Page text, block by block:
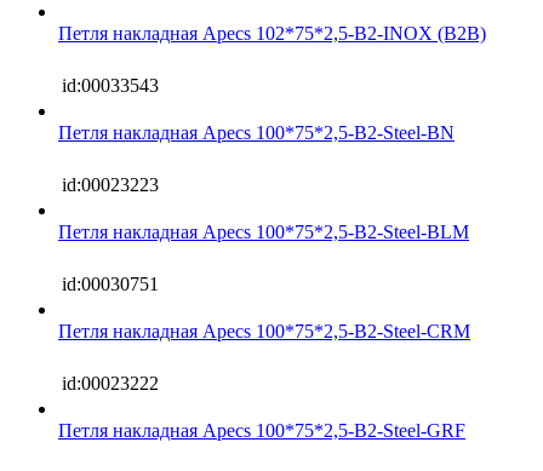
Петля накладная Apecs 102*75*2,5-B2-INOX (B2B)
id:00033543
Петля накладная Apecs 100*75*2,5-B2-Steel-BN
id:00023223
Петля накладная Apecs 100*75*2,5-B2-Steel-BLM
id:00030751
Петля накладная Apecs 100*75*2,5-B2-Steel-CRM
id:00023222
Петля накладная Apecs 100*75*2,5-B2-Steel-GRF